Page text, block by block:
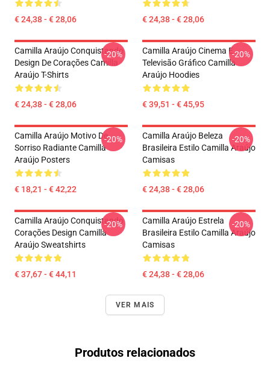
€ 24,38 - € 28,06 € 24,38 - € 28,06
Camilla Araújo Conquistando
Design De Corações Camilla
Araújo T-Shirts
€ 24,38 - € 28,06
-20%
Camilla Araújo Cinema E
Televisão Gráfico Camilla
Araújo Hoodies
€ 39,51 - € 45,95
-20%
Camilla Araújo Motivo De
Sorriso Radiante Camilla
Araújo Posters
€ 18,21 - € 42,22
-20%
Camilla Araújo Beleza
Brasileira Estilo Camilla Araújo
Camisas
€ 24,38 - € 28,06
-20%
Camilla Araújo Conquistando
Corações Design Camilla
Araújo Sweatshirts
€ 37,67 - € 44,11
-20%
Camilla Araújo Estrela
Brasileira Estilo Camilla Araújo
Camisas
€ 24,38 - € 28,06
-20%
VER MAIS
Produtos relacionados